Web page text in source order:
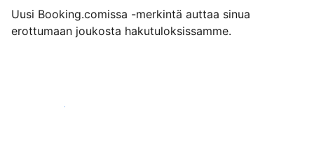
Uusi Booking.comissa -merkintä auttaa sinua
erottumaan joukosta hakutuloksissamme.
Aloita jo tänään